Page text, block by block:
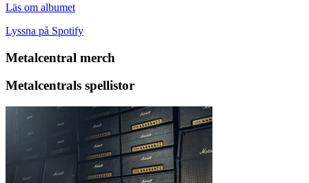
Läs om albumet
Lyssna på Spotify
Metalcentral merch
Metalcentrals spellistor